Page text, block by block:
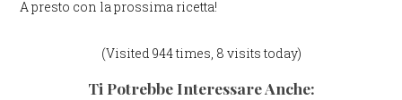
A presto con la prossima ricetta!
(Visited 944 times, 8 visits today)
Ti Potrebbe Interessare Anche: